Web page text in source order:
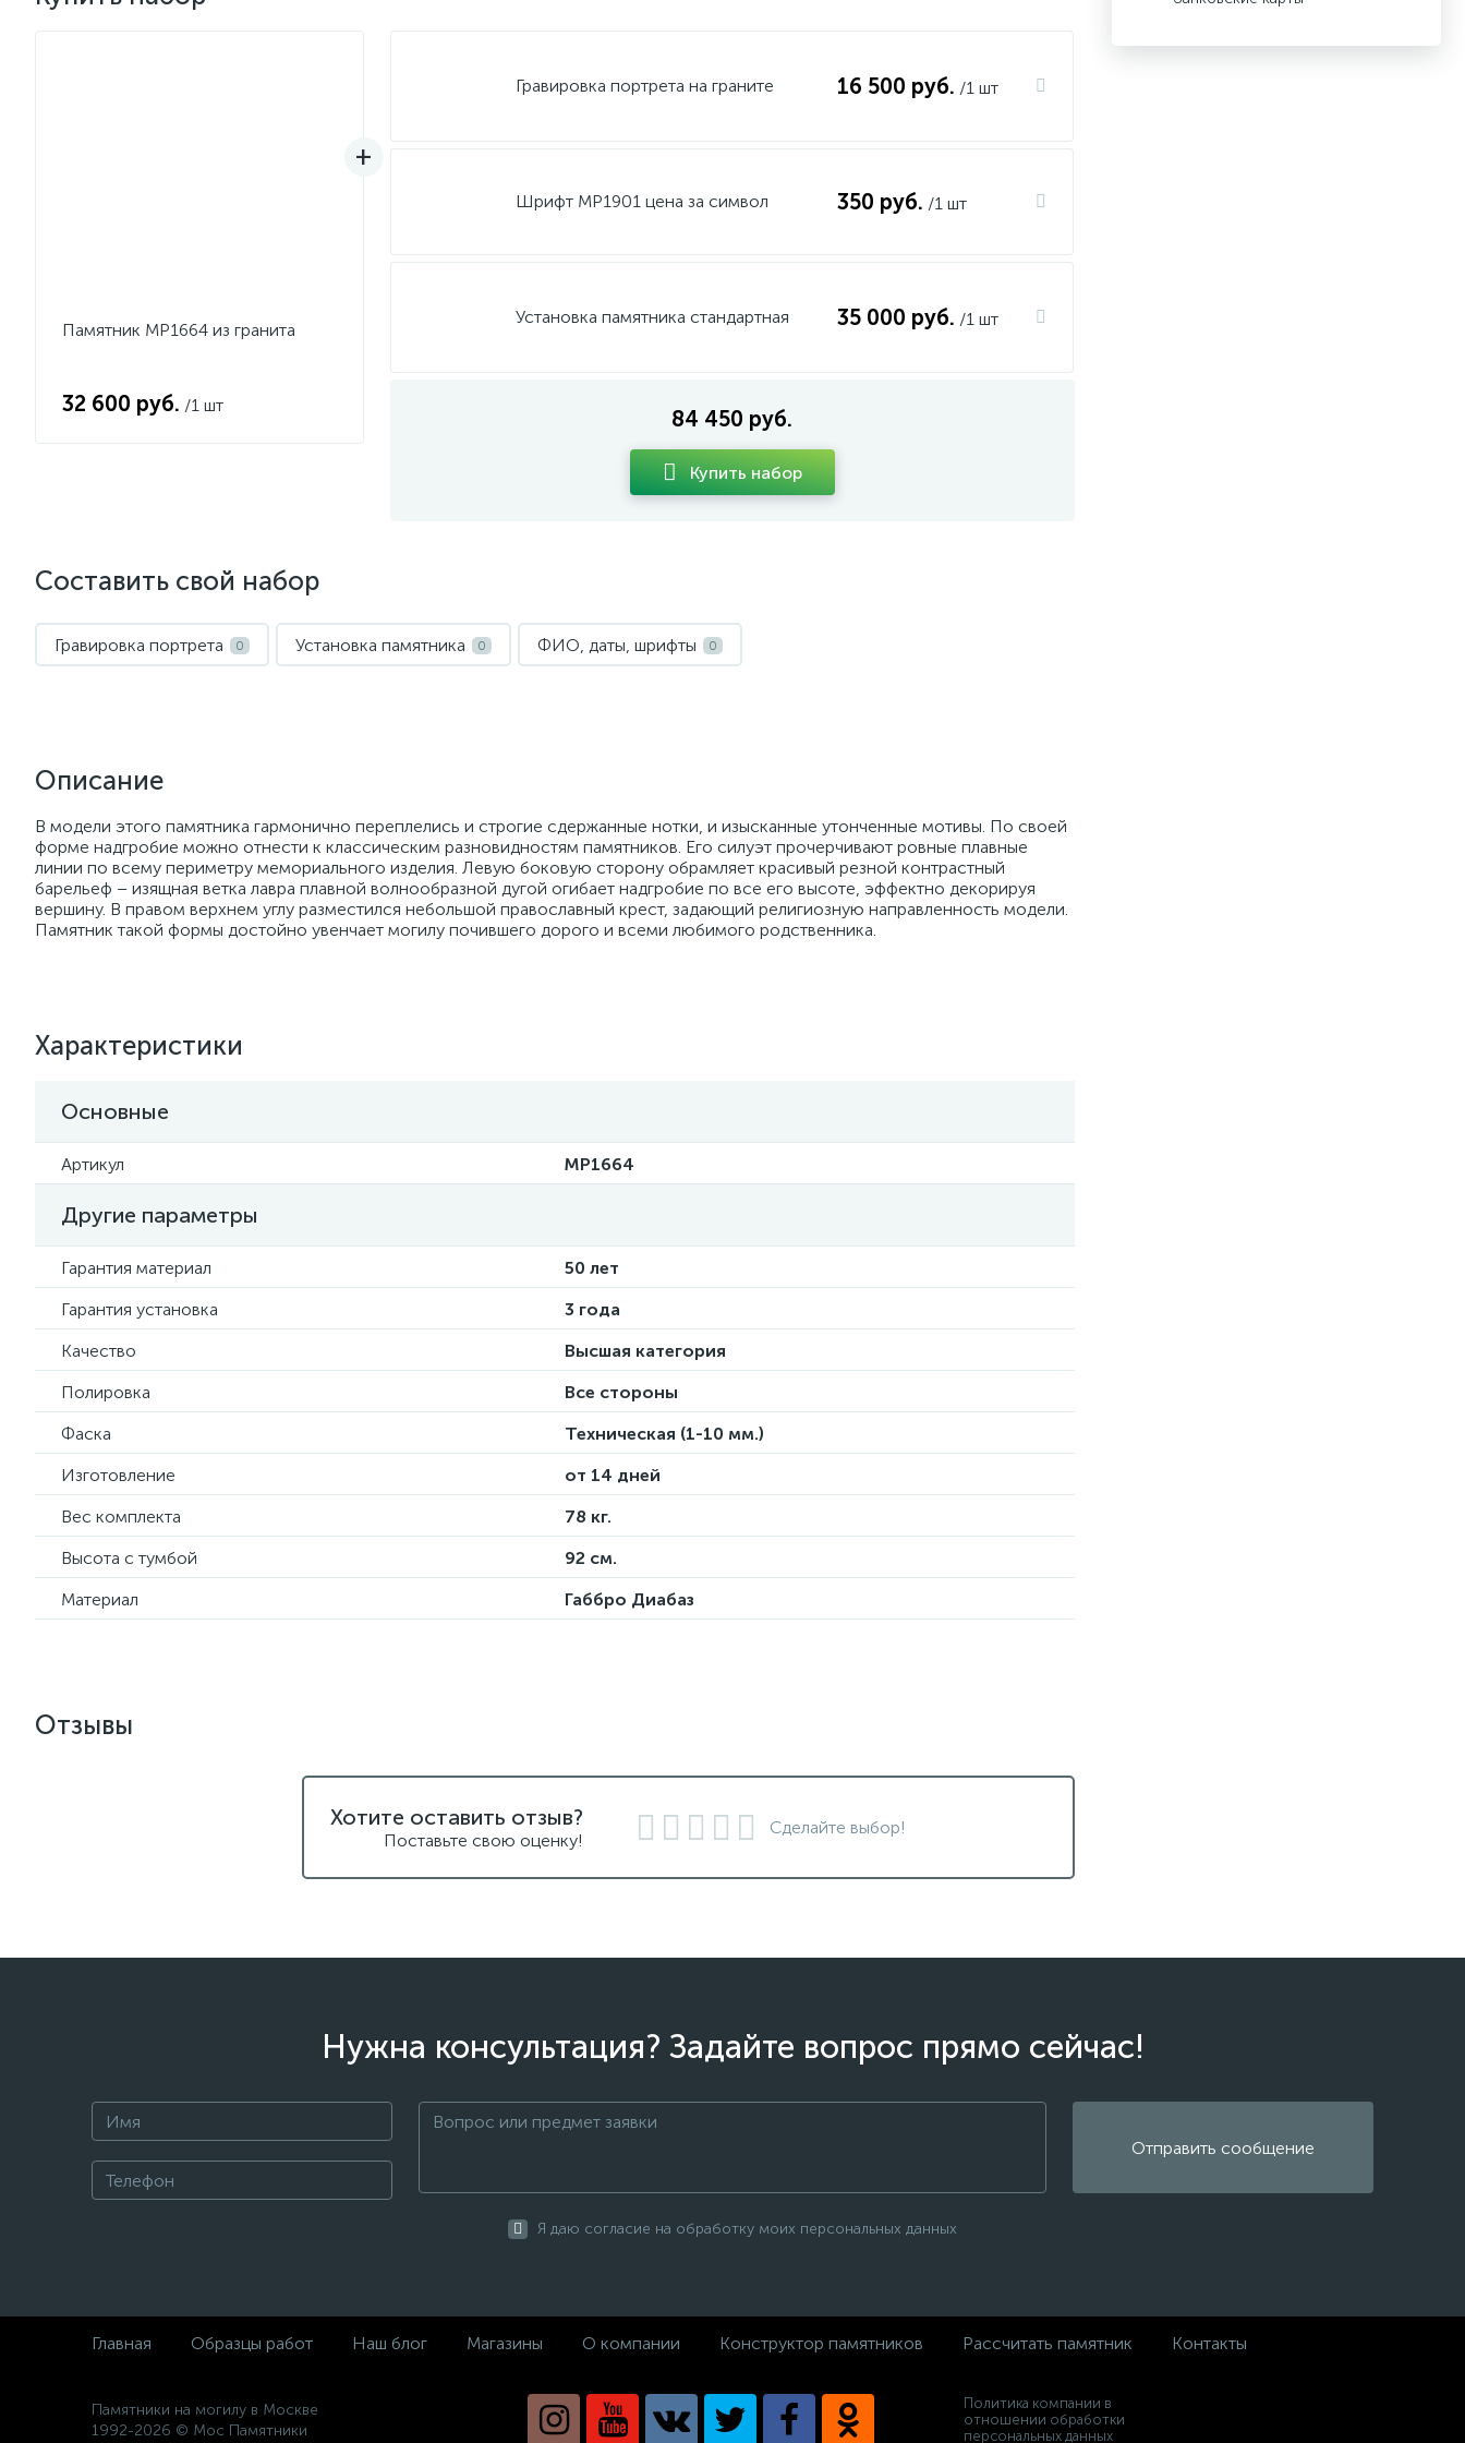
Памятник MP1664 из гранита
32 600 руб. /1 шт
Гравировка портрета на граните 16 500 руб. /1 шт
Шрифт MP1901 цена за символ 350 руб. /1 шт
Установка памятника стандартная 35 000 руб. /1 шт
84 450 руб.
Купить набор
Составить свой набор
Гравировка портрета 0 Установка памятника 0 ФИО, даты, шрифты 0
Описание
В модели этого памятника гармонично переплелись и строгие сдержанные нотки, и изысканные утонченные мотивы. По своей
форме надгробие можно отнести к классическим разновидностям памятников. Его силуэт прочерчивают ровные плавные
линии по всему периметру мемориального изделия. Левую боковую сторону обрамляет красивый резной контрастный
барельеф – изящная ветка лавра плавной волнообразной дугой огибает надгробие по все его высоте, эффектно декорируя
вершину. В правом верхнем углу разместился небольшой православный крест, задающий религиозную направленность модели.
Памятник такой формы достойно увенчает могилу почившего дорого и всеми любимого родственника.
Характеристики
Основные
Артикул MP1664
Другие параметры
Гарантия материал
50 лет
Гарантия установка
3 года
Качество
Высшая категория
Полировка
Все стороны
Фаска
Техническая (1-10 мм.)
Изготовление
от 14 дней
Вес комплекта
78 кг.
Высота с тумбой
92 см.
Материал
Габбро Диабаз
Отзывы
Хотите оставить отзыв?
Поставьте свою оценку!
Сделайте выбор!
Нужна консультация? Задайте вопрос прямо сейчас!
Отправить сообщение
Я даю согласие на обработку моих персональных данных
Главная Образцы работ Наш блог Магазины О компании Конструктор памятников Рассчитать памятник Контакты
Памятники на могилу в Москве
1992-2026 © Мос Памятники
Политика компании в
отношении обработки
персональных данных